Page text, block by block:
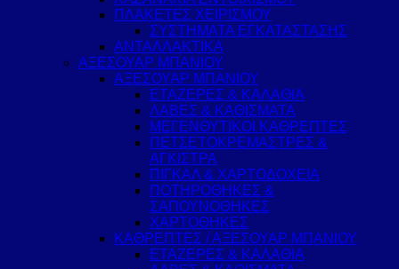
ΠΛΑΚΕΤΕΣ ΧΕΙΡΙΣΜΟΥ
ΣΥΣΤΗΜΑΤΑ ΕΓΚΑΤΑΣΤΑΣΗΣ
ΑΝΤΑΛΛΑΚΤΙΚΑ
ΑΞΕΣΟΥΑΡ ΜΠΑΝΙΟΥ
ΑΞΕΣΟΥΑΡ ΜΠΑΝΙΟΥ
ΕΤΑΖΕΡΕΣ & ΚΑΛΑΘΙΑ
ΛΑΒΕΣ & ΚΑΘΙΣΜΑΤΑ
ΜΕΓΕΝΘΥΤΙΚΟΙ ΚΑΘΡΕΠΤΕΣ
ΠΕΤΣΕΤΟΚΡΕΜΑΣΤΡΕΣ &
ΑΓΚΙΣΤΡΑ
ΠΙΓΚΑΛ & ΧΑΡΤΟΔΟΧΕΙΑ
ΠΟΤΗΡΟΘΗΚΕΣ &
ΣΑΠΟΥΝΟΘΗΚΕΣ
ΧΑΡΤΟΘΗΚΕΣ
ΚΑΘΡΕΠΤΕΣ / ΑΞΕΣΟΥΑΡ ΜΠΑΝΙΟΥ
ΕΤΑΖΕΡΕΣ & ΚΑΛΑΘΙΑ